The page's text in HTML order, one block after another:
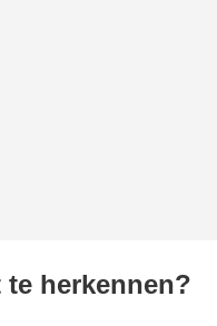
te herkennen?